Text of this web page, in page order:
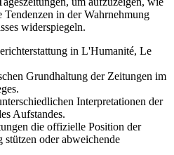
in der Wahrnehmung
widerspiegeln.
in L'Humanité, Le
Grundhaltung der Zeitungen im
Interpretationen der
Aufstandes.
die offizielle Position der
stützen oder abweichende